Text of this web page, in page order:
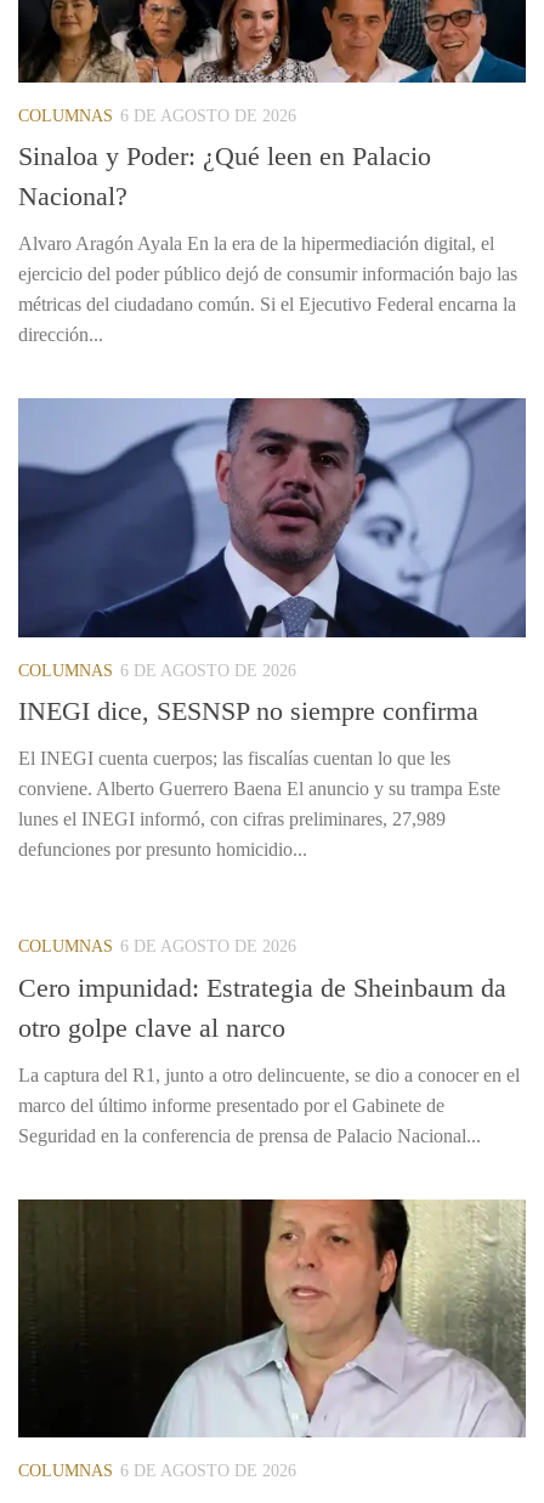
COLUMNAS 6 DE AGOSTO DE 2026
Sinaloa y Poder: ¿Qué leen en Palacio
Nacional?
Alvaro Aragón Ayala En la era de la hipermediación digital, el
ejercicio del poder público dejó de consumir información bajo las
métricas del ciudadano común. Si el Ejecutivo Federal encarna la
dirección...
COLUMNAS 6 DE AGOSTO DE 2026
INEGI dice, SESNSP no siempre confirma
El INEGI cuenta cuerpos; las fiscalías cuentan lo que les
conviene. Alberto Guerrero Baena El anuncio y su trampa Este
lunes el INEGI informó, con cifras preliminares, 27,989
defunciones por presunto homicidio...
COLUMNAS 6 DE AGOSTO DE 2026
Cero impunidad: Estrategia de Sheinbaum da
otro golpe clave al narco
La captura del R1, junto a otro delincuente, se dio a conocer en el
marco del último informe presentado por el Gabinete de
Seguridad en la conferencia de prensa de Palacio Nacional...
COLUMNAS 6 DE AGOSTO DE 2026